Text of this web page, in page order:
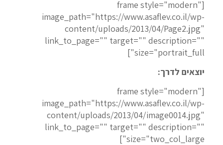
[frame style="modern"
image_path="https://www.asaflev.co.il/wp-
content/uploads/2013/04/Page2.jpg"
link_to_page="" target="" description=""
size="portrait_full"]
יוצאים לדרך:
[frame style="modern"
image_path="https://www.asaflev.co.il/wp-
content/uploads/2013/04/image0014.jpg"
link_to_page="" target="" description=""
size="two_col_large"]